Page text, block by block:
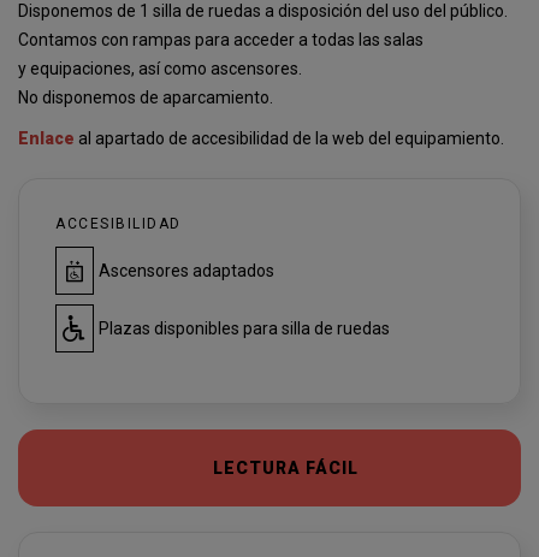
Disponemos de 1 silla de ruedas a disposición del uso del público.
Contamos con rampas para acceder a todas las salas
y equipaciones, así como ascensores.
No disponemos de aparcamiento.
Enlace al apartado de accesibilidad de la web del equipamiento.
ACCESIBILIDAD
Ascensores adaptados
Plazas disponibles para silla de ruedas
LECTURA FÁCIL